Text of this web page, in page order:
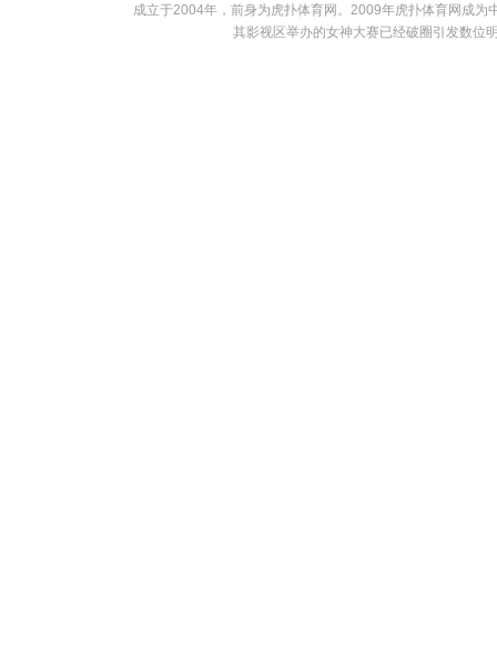
成立于2004年，前身为虎扑体育网。2009年虎扑体育网成
其影视区举办的女神大赛已经破圈引发数位